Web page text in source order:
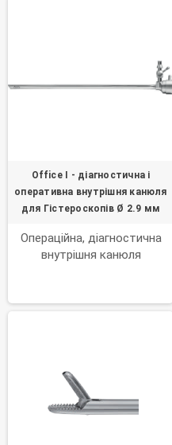
Office I - діагностична і
оперативна внутрішня канюля
для Гістероскопів Ø 2.9 мм
Операційна, діагностична
внутрішня канюля